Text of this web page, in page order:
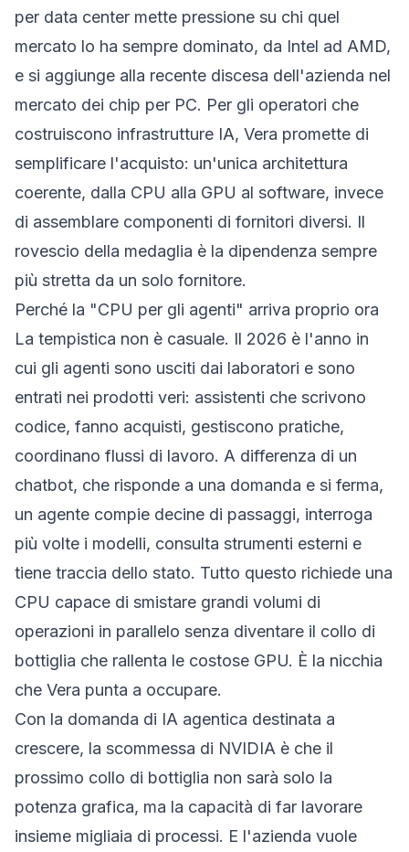
per data center mette pressione su chi quel
mercato lo ha sempre dominato, da Intel ad AMD,
e si aggiunge alla recente discesa dell'azienda nel
mercato dei chip per PC. Per gli operatori che
costruiscono infrastrutture IA, Vera promette di
semplificare l'acquisto: un'unica architettura
coerente, dalla CPU alla GPU al software, invece
di assemblare componenti di fornitori diversi. Il
rovescio della medaglia è la dipendenza sempre
più stretta da un solo fornitore.
Perché la "CPU per gli agenti" arriva proprio ora
La tempistica non è casuale. Il 2026 è l'anno in
cui gli agenti sono usciti dai laboratori e sono
entrati nei prodotti veri: assistenti che scrivono
codice, fanno acquisti, gestiscono pratiche,
coordinano flussi di lavoro. A differenza di un
chatbot, che risponde a una domanda e si ferma,
un agente compie decine di passaggi, interroga
più volte i modelli, consulta strumenti esterni e
tiene traccia dello stato. Tutto questo richiede una
CPU capace di smistare grandi volumi di
operazioni in parallelo senza diventare il collo di
bottiglia che rallenta le costose GPU. È la nicchia
che Vera punta a occupare.
Con la domanda di IA agentica destinata a
crescere, la scommessa di NVIDIA è che il
prossimo collo di bottiglia non sarà solo la
potenza grafica, ma la capacità di far lavorare
insieme migliaia di processi. E l'azienda vuole